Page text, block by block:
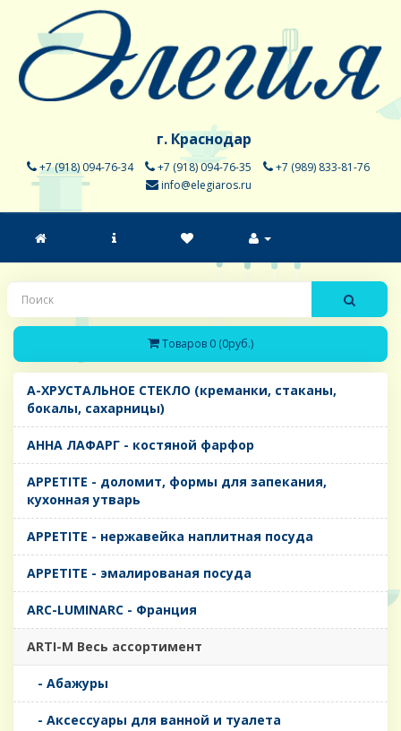
г. Краснодар
+7 (918) 094-76-34 +7 (918) 094-76-35
+7 (989) 833-81-76
info@elegiaros.ru
Товаров 0 (0руб.)
A-ХРУСТАЛЬНОЕ СТЕКЛО (креманки, стаканы,
бокалы, сахарницы)
AHHA ЛАФАРГ - костяной фарфор
APPETITE - доломит, формы для запекания,
кухонная утварь
APPETITE - нержавейка наплитная посуда
APPETITE - эмалированая посуда
ARC-LUMINARC - Франция
ARTI-M Весь ассортимент
- Абажуры
- Аксессуары для ванной и туалета